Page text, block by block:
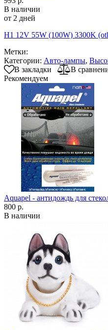
В наличии
от 2 дней
H1 12V 55W (100W) 3300K
Метки:
Категории: Авто-лампы,
В закладки
В
Рекомендуем
Aquapel - антидождь для
800 р.
В наличии